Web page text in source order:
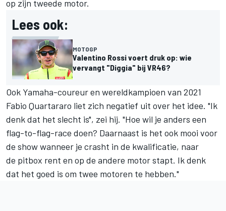
op zijn tweede motor.
Lees ook:
MOTOGP
Valentino Rossi voert druk op: wie
vervangt "Diggia" bij VR46?
Ook Yamaha-coureur en wereldkampioen van 2021
Fabio Quartararo liet zich negatief uit over het idee. "Ik
denk dat het slecht is", zei hij. "Hoe wil je anders een
flag-to-flag-race doen? Daarnaast is het ook mooi voor
de show wanneer je crasht in de kwalificatie, naar
de pitbox rent en op de andere motor stapt. Ik denk
dat het goed is om twee motoren te hebben."